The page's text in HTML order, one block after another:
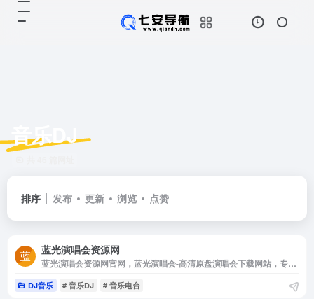
音乐DJ
排序 发布 更新 浏览 点赞
蓝光演唱会资源网
蓝光演唱会资源网官网，蓝光演唱会-高清原盘演唱会下载网站，专注iso和bdmv格式的蓝光Blu-ray Disc音乐会下载，本站有香港，大陆，台湾，日本，欧美演唱会
DJ音乐 # 音乐DJ # 音乐电台